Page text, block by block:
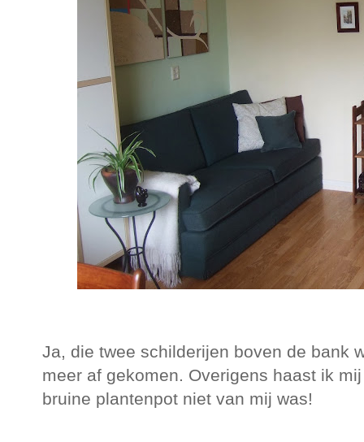
Ja, die twee schilderijen boven de bank
meer af gekomen. Overigens haast ik
bruine plantenpot niet van mij was!